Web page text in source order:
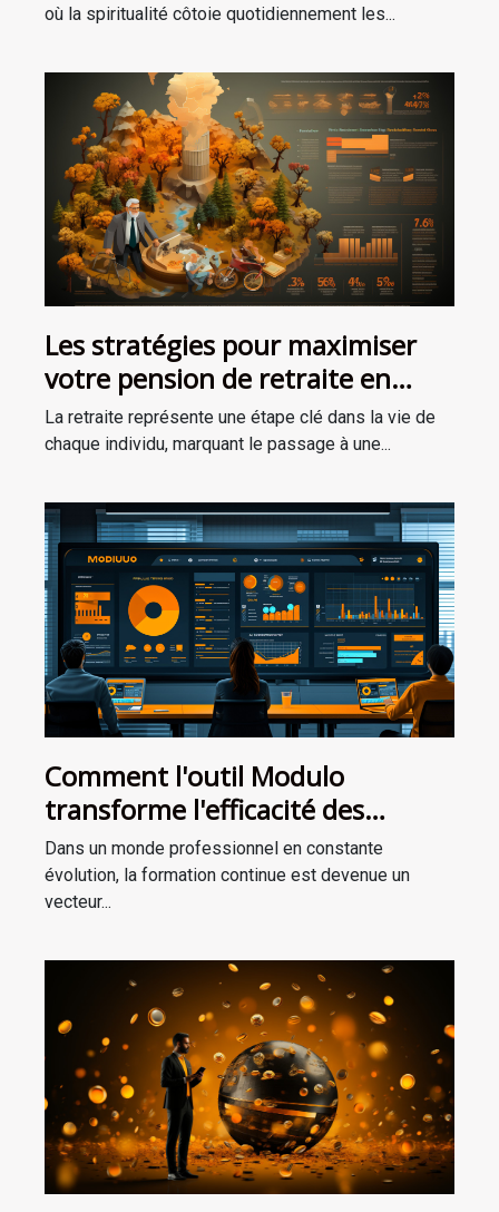
économies locales
où la spiritualité côtoie quotidiennement les...
Les stratégies pour maximiser
votre pension de retraite en
tenant compte des dernières
réformes
La retraite représente une étape clé dans la vie de
chaque individu, marquant le passage à une...
Comment l'outil Modulo
transforme l'efficacité des
formations professionnelles
Dans un monde professionnel en constante
évolution, la formation continue est devenue un
vecteur...